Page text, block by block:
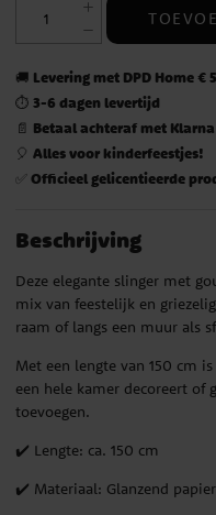
🚚 Levering met DPD Home
⏱️ 3-6 dagen levertijd
📄 Betaal achteraf met Klarna
🎈 Alles voor kinderfeestjes!
✅ Officieel gelicentieerde
Beschrijving
Deze elegante slinger met
mix van feestelijk en
raam of langs een muur als
Met een lengte van 150 cm
een hele kamer decoreert of
toevoegen.
✔️ Lengte: ca. 150 cm
✔️ Materiaal: Glanzend papier